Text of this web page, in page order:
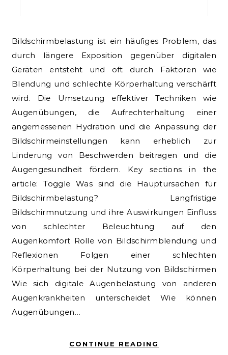
Bildschirmbelastung ist ein häufiges Problem, das
durch längere Exposition gegenüber digitalen
Geräten entsteht und oft durch Faktoren wie
Blendung und schlechte Körperhaltung verschärft
wird. Die Umsetzung effektiver Techniken wie
Augenübungen, die Aufrechterhaltung einer
angemessenen Hydration und die Anpassung der
Bildschirmeinstellungen kann erheblich zur
Linderung von Beschwerden beitragen und die
Augengesundheit fördern. Key sections in the
article: Toggle Was sind die Hauptursachen für
Bildschirmbelastung? Langfristige
Bildschirmnutzung und ihre Auswirkungen Einfluss
von schlechter Beleuchtung auf den
Augenkomfort Rolle von Bildschirmblendung und
Reflexionen Folgen einer schlechten
Körperhaltung bei der Nutzung von Bildschirmen
Wie sich digitale Augenbelastung von anderen
Augenkrankheiten unterscheidet Wie können
Augenübungen…
CONTINUE READING